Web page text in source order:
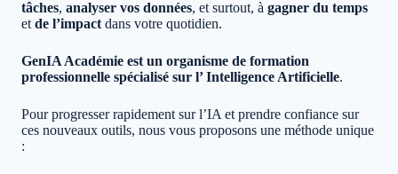
tâches, analyser vos données, et surtout, à gagner du temps
et de l’impact dans votre quotidien.
GenIA Académie est un organisme de formation
professionnelle spécialisé sur l’ Intelligence Artificielle.
Pour progresser rapidement sur l’IA et prendre confiance sur
ces nouveaux outils, nous vous proposons une méthode unique
: